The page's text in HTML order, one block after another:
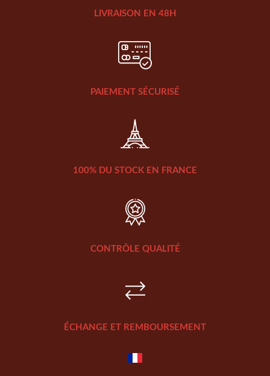
LIVRAISON EN 48H
PAIEMENT SÉCURISÉ
100% DU STOCK EN FRANCE
CONTRÔLE QUALITÉ
ÉCHANGE ET REMBOURSEMENT